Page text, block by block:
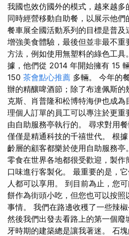
我國也效仿國外的模式，越來越多
同時經營移動自助餐，以展示他們
餐車展全國活動系列的目標是普及
增強美食體驗，最後但並非最不重
方法，例如使用無塑料的綠色工具
據，他們從 2014 年開始擁有 15
150 茶會點心推薦 多輛。 今年的
辦的精釀啤酒節；除了布達佩斯的
克斯、肖普隆和松博特海伊也成
理個人訂單的員工可以專注於更重
由自助服務亭執行的。 尋求對用
僅僅是精通科技的千禧世代。 根
齡層的顧客都樂於使用自助服務亭
零食在世界各地都很受歡迎，製
口味進行客製化。 最重要的是，
人都可以享用。 到目前為止，您
餅作為街頭小吃，但您也可以按照
事情。 我們在路邊收穫了一些辣
然後我們出發去看路上的第一個廢
牙時期的建築總是讓我著迷。 石